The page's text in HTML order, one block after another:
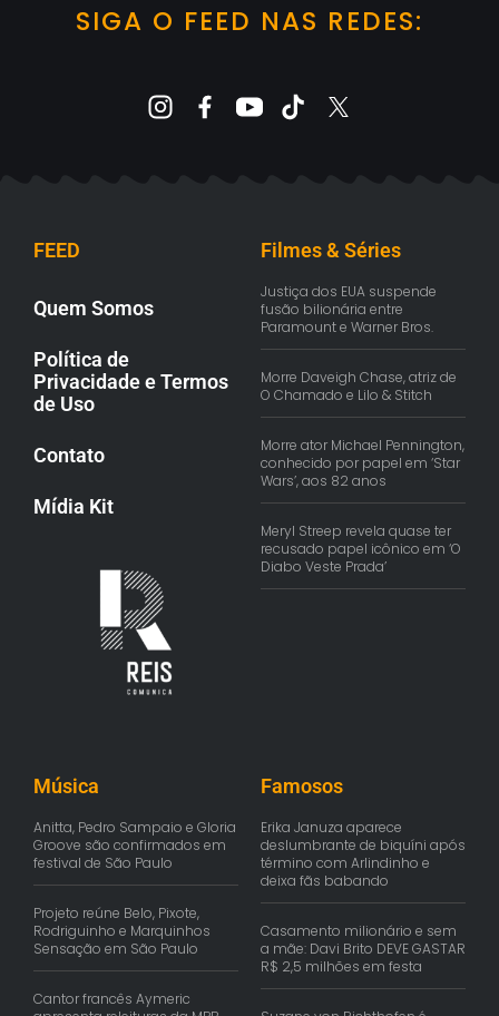
SIGA O FEED NAS REDES:
FEED
Quem Somos
Política de
Privacidade e Termos
de Uso
Contato
Mídia Kit
Filmes & Séries
Justiça dos EUA suspende
fusão bilionária entre
Paramount e Warner Bros.
Morre Daveigh Chase, atriz de
O Chamado e Lilo & Stitch
Morre ator Michael Pennington,
conhecido por papel em ‘Star
Wars’, aos 82 anos
Meryl Streep revela quase ter
recusado papel icônico em ‘O
Diabo Veste Prada’
Música
Anitta, Pedro Sampaio e Gloria
Groove são confirmados em
festival de São Paulo
Projeto reúne Belo, Pixote,
Rodriguinho e Marquinhos
Sensação em São Paulo
Cantor francês Aymeric
Famosos
Erika Januza aparece
deslumbrante de biquíni após
término com Arlindinho e
deixa fãs babando
Casamento milionário e sem
a mãe: Davi Brito DEVE GASTAR
R$ 2,5 milhões em festa